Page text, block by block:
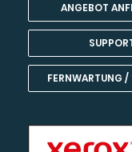
ANGEBOT
FERNWARTUNG /